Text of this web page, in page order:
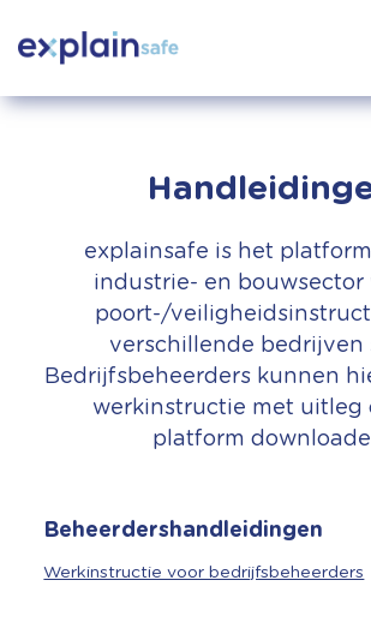
explainsafe is het
industrie- en bouwsector
poort-/
verschillende bedrijven
Bedrijfsbeheerders kunnen
werkinstructie met uitleg
platform
Beheerdershandleidingen
Werkinstructie voor bedrijfsbeheerders